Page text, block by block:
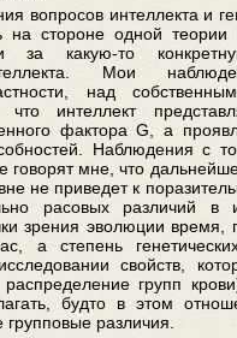
вопросов интеллекта и
на стороне одной теории
за какую-то
Мои
над
интеллект
фактора G, а
Наблюдения с
говорят мне, что
не приведет к
расовых различий в
зрения эволюции
а степень
свойств,
групп
будто в этом
различия.